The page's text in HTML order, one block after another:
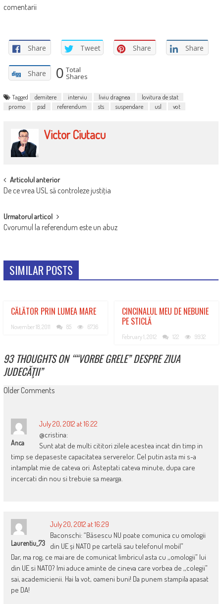
comentarii
Share Tweet Share Share
Share 0 Total
Shares
Tagged demitere interviu liviu dragnea
lovitura de stat
promo
psd referendum sts suspendare usl vot
Victor Ciutacu
POST
NAVIGATION
Articolul anterior
De ce vrea USL să controleze justiţia
Urmatorul articol
Cvorumul la referendum este un abuz
SIMILAR POSTS
CĂLĂTOR PRIN LUMEA MARE
November 18, 2011 85 6736
CINCINALUL MEU DE NEBUNIE
PE STICLĂ
February 1, 2012 122 9932
93 THOUGHTS ON ““VORBE GRELE” DESPRE ZIUA
JUDECĂŢII”
COMMENT
Older Comments
Anca
July 20, 2012 at 16:22
@cristina:
Sunt atat de multi cititori zilele acestea incat din timp in
timp se depaseste capacitatea serverelor. Cel putin asta mi s-a
intamplat mie de cateva ori. Asteptati cateva minute, dupa care
incercati din nou si trebuie sa mearga.
Laurentiu_73
July 20, 2012 at 16:29
Baconschi: “Băsescu NU poate comunica cu omologii
din UE și NATO pe cartelă sau telefonul mobil”
Dar, ma rog, ce mai are de comunicat limbricul asta cu ,,omologii” lui
din UE si NATO? Imi aduce aminte de cineva care vorbea de ,,colegii”
sai, academicienii. Hai la vot, oameni buni! Da punem stampila apasat
pe DA!